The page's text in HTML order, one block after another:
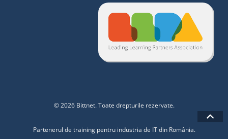
© 2026 Bittnet. Toate drepturile rezervate.
Partenerul de training pentru industria de IT din România.